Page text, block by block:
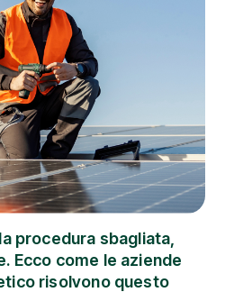
procedura sbagliata,
Ecco come le aziende
risolvono questo